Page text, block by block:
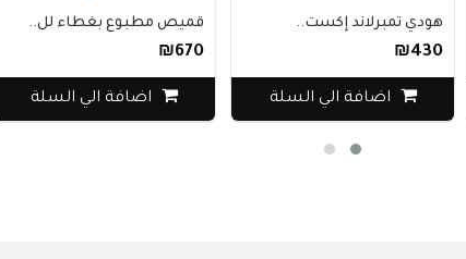
هودي تمبرلاند إكست..
₪430
اضافة الي السلة
قميص مطبوع بغطاء لل..
₪670
اضافة الي السلة